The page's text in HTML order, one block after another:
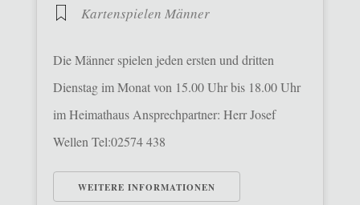
Kartenspielen Männer
Die Männer spielen jeden ersten und dritten
Dienstag im Monat von 15.00 Uhr bis 18.00 Uhr
im Heimathaus Ansprechpartner: Herr Josef
Wellen Tel:02574 438
WEITERE INFORMATIONEN